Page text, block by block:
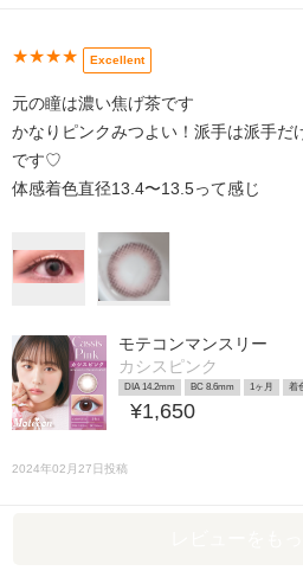
★★★★ Excellent
元の瞳は濃い焦げ茶です
かなりピンクみつよい！派手は派手だ
です♡
体感着色直径13.4〜13.5って感じ
モテコンマンスリー
カシスピンク
DIA 14.2mm BC 8.6mm 1ヶ月 着
¥1,650
2024年02月27日投稿